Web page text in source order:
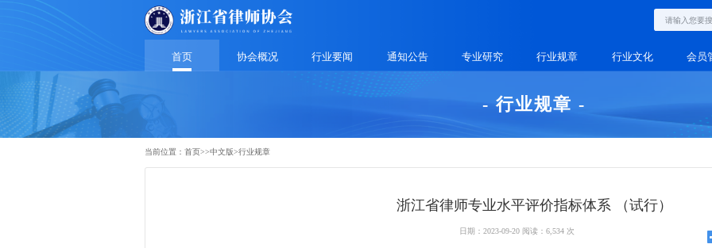
首页 协会概况 行业要闻 通知公告 专业研究 行业规章 行业文化 会员
- 行业规章 -
当前位置： 首页>>中文版>行业规章
浙江省律师专业水平评价指标体系 （试行）
日期：2023-09-20 阅读：6,534 次